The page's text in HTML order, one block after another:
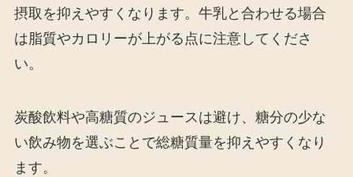
摂取を抑えやすくなります。牛乳と合わせる場合
は脂質やカロリーが上がる点に注意してくださ
い。
炭酸飲料や高糖質のジュースは避け、糖分の少な
い飲み物を選ぶことで総糖質量を抑えやすくなり
ます。